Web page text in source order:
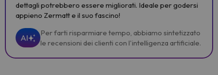
dettagli potrebbero essere migliorati. Ideale per godersi
appieno Zermatt e il suo fascino!
AI
Per farti risparmiare tempo, abbiamo sintetizzato
le recensioni dei clienti con l'intelligenza artificiale.